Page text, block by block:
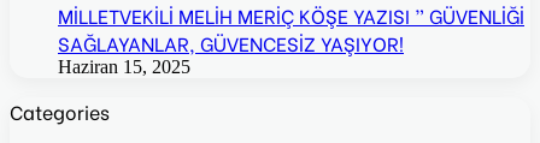
MİLLETVEKİLİ MELİH MERİÇ KÖŞE YAZISI ” GÜVENLİĞİ
SAĞLAYANLAR, GÜVENCESİZ YAŞIYOR!
Haziran 15, 2025
Categories